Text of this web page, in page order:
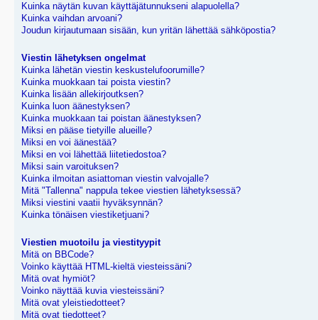
Kuinka näytän kuvan käyttäjätunnukseni alapuolella?
Kuinka vaihdan arvoani?
Joudun kirjautumaan sisään, kun yritän lähettää sähköpostia?
Viestin lähetyksen ongelmat
Kuinka lähetän viestin keskustelufoorumille?
Kuinka muokkaan tai poista viestin?
Kuinka lisään allekirjoutksen?
Kuinka luon äänestyksen?
Kuinka muokkaan tai poistan äänestyksen?
Miksi en pääse tietyille alueille?
Miksi en voi äänestää?
Miksi en voi lähettää liitetiedostoa?
Miksi sain varoituksen?
Kuinka ilmoitan asiattoman viestin valvojalle?
Mitä "Tallenna" nappula tekee viestien lähetyksessä?
Miksi viestini vaatii hyväksynnän?
Kuinka tönäisen viestiketjuani?
Viestien muotoilu ja viestityypit
Mitä on BBCode?
Voinko käyttää HTML-kieltä viesteissäni?
Mitä ovat hymiöt?
Voinko näyttää kuvia viesteissäni?
Mitä ovat yleistiedotteet?
Mitä ovat tiedotteet?